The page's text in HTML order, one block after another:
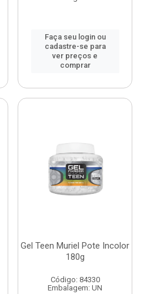
Faça seu login ou
cadastre-se para
ver preços e
comprar
Gel Teen Muriel Pote Incolor
180g
Código: 84330
Embalagem: UN